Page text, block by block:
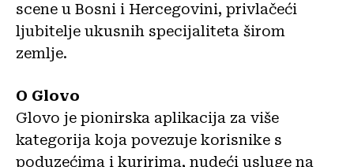
scene u Bosni i Hercegovini, privlačeći
ljubitelje ukusnih specijaliteta širom
zemlje.
O Glovo
Glovo je pionirska aplikacija za više
kategorija koja povezuje korisnike s
poduzećima i kuririma, nudeći usluge na